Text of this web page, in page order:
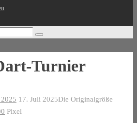
Suchen
Turnier
17. Juli 2025Die Originalgröße
Pixel